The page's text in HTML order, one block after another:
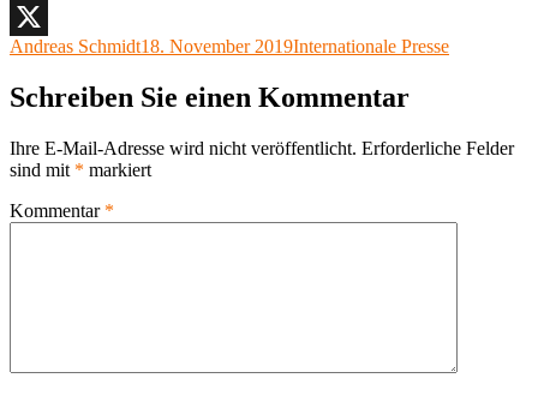
Facebook
X
Autor
Andreas SchmidtVeröffentlicht
18. November 2019Kategorien
Internationale Presse
Schreiben Sie einen Kommentar
Ihre E-Mail-Adresse wird nicht veröffentlicht. Erforderliche Felder
sind mit * markiert
Kommentar *